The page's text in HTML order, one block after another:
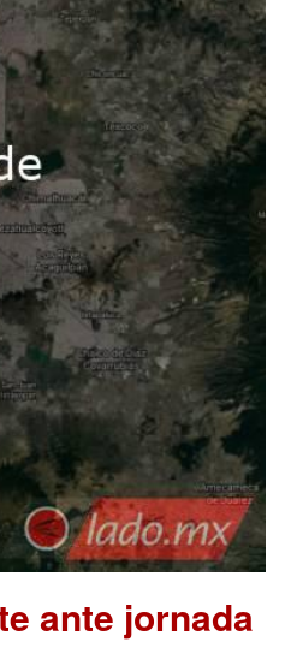
ante jornada